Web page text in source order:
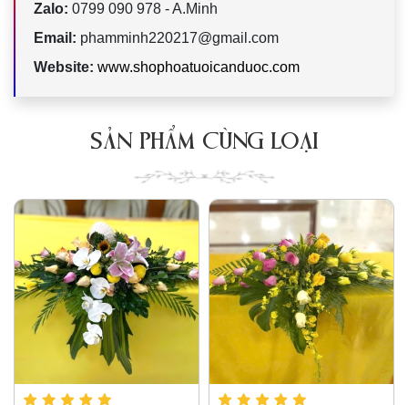
Zalo: 0799 090 978 - A.Minh
Email: phamminh220217@gmail.com
Website: www.shophoatuoicanduoc.com
SẢN PHẨM CÙNG LOẠI